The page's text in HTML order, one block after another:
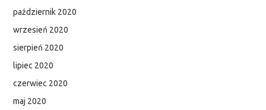
październik 2020
wrzesień 2020
sierpień 2020
lipiec 2020
czerwiec 2020
maj 2020